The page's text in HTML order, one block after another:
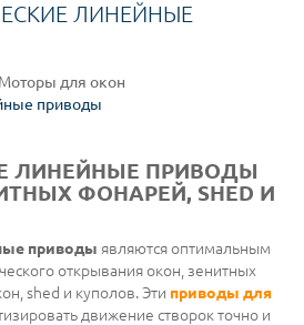
ЛИНЕЙНЫЕ
Моторы для окон
приводы
ЛИНЕЙНЫЕ ПРИВОДЫ
ФОНАРЕЙ, SHED И
приводы являются оптимальным
открывания окон, зенитных
shed и куполов. Эти приводы для
движение створок точно и